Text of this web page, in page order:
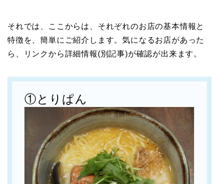
それでは、ここからは、それぞれのお店の基本情報と
特徴を、簡単にご紹介します。気になるお店があった
ら、リンクから詳細情報(別記事)が確認が出来ます。
①とりぱん